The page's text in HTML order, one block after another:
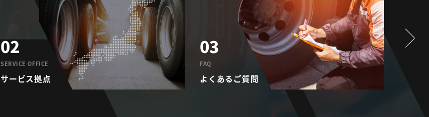
02
SERVICE OFFICE
サービス拠点
03
FAQ
よくあるご質問
01